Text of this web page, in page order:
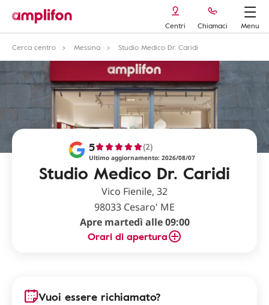
Centri Chiamaci
Menu
Cerca centro
Messina Studio Medico Dr. Caridi
Studio Medico Dr. Caridi
5 (2)
Ultimo aggiornamento: 2026/08/07
Vico Fienile, 32
98033 Cesaro' ME
Apre martedì alle 09:00
Orari di apertura
Vuoi essere richiamato?